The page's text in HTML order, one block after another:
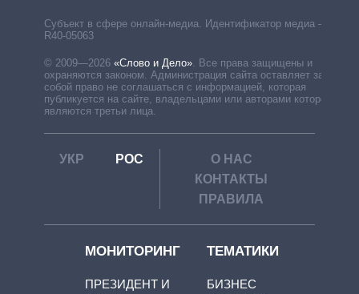
Субъект в сфере онлайн-медиа. Идентификатор медиа –
R40-05063
© 2009—2026 «Слово и Дело». Все права защищены и
охраняются законом. Администрация сайта оставляет за
собой право не соглашаться с информацией, которая
публикуется на сайте, владельцами или авторами которой
являются третьи лица.
УКР РОС
О НАС
КОНТАКТЫ
ПРАВИЛА
МОНИТОРИНГ
ПРЕЗИДЕНТ И
ТЕМАТИКИ
БИЗНЕС